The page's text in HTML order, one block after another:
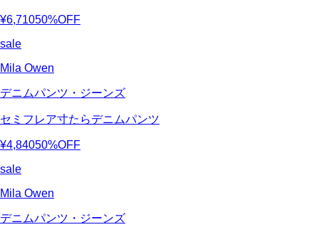
¥6,71050%OFF
sale
Mila Owen
デニムパンツ・ジーンズ
セミフレア寸たらデニムパンツ
¥4,84050%OFF
sale
Mila Owen
デニムパンツ・ジーンズ